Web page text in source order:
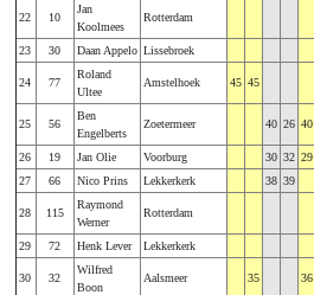
22 10
Jan
Koolmees
Rotterdam
23 30 Daan Appelo Lissebroek
24 77
Roland
Ultee
Amstelhoek 45 45
25 56
Ben
Engelberts
Zoetermeer 40 26 40
26 19 Jan Olie Voorburg 30 32 29
27
66 Nico Prins Lekkerkerk 38 39
28 115
Raymond
Werner
Rotterdam
29 72 Henk Lever Lekkerkerk
30 32
Wilfred
Boon
Aalsmeer 35 36